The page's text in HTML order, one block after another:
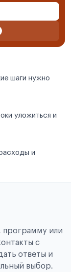
шаги нужно
уложиться и
и
программу или
с
ответы и
выбор.